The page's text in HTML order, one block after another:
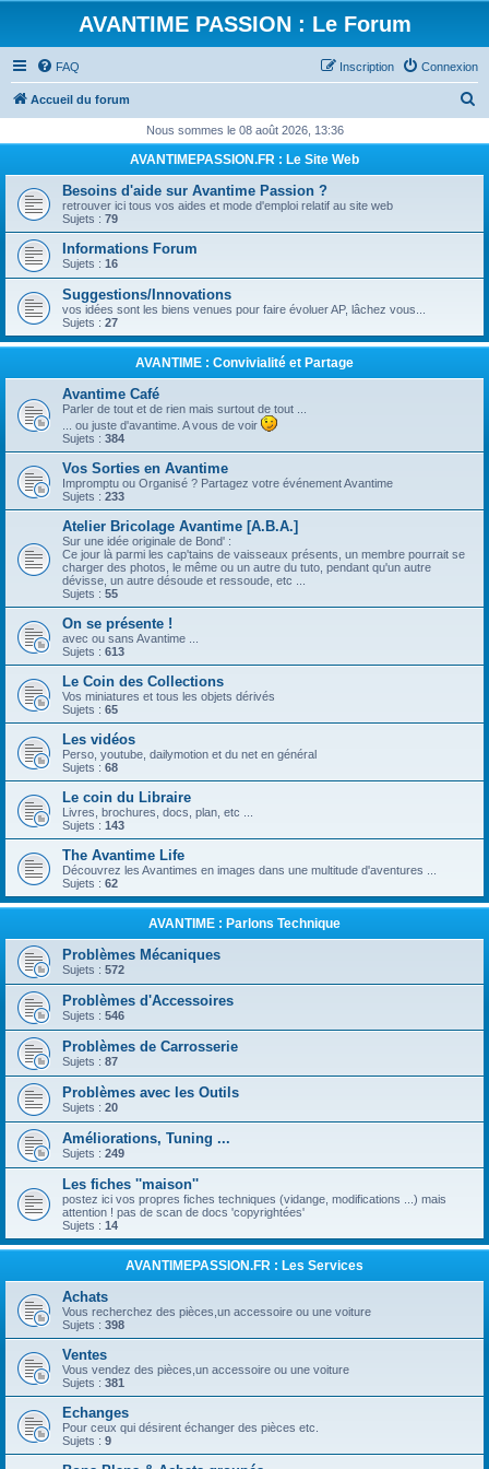
AVANTIME PASSION : Le Forum
FAQ Connexion
Inscription
Accueil du forum
h
r
h
r
Nous sommes le 08 août 2026, 13:36
AVANTIMEPASSION.FR : Le Site Web
Besoins d'aide sur Avantime Passion ?
retrouver ici tous vos aides et mode d'emploi relatif au site web
Sujets : 79
Informations Forum
Sujets : 16
Suggestions/Innovations
vos idées sont les biens venues pour faire évoluer AP, lâchez vous...
Sujets : 27
AVANTIME : Convivialité et Partage
Avantime Café
Parler de tout et de rien mais surtout de tout ...
... ou juste d'avantime. A vous de voir
Sujets : 384
Vos Sorties en Avantime
Impromptu ou Organisé ? Partagez votre événement Avantime
Sujets : 233
Atelier Bricolage Avantime [A.B.A.]
Sur une idée originale de Bond' :
Ce jour là parmi les cap'tains de vaisseaux présents, un membre pourrait se
charger des photos, le même ou un autre du tuto, pendant qu'un autre
dévisse, un autre désoude et ressoude, etc ...
Sujets : 55
On se présente !
avec ou sans Avantime ...
Sujets : 613
Le Coin des Collections
Vos miniatures et tous les objets dérivés
Sujets : 65
Les vidéos
Perso, youtube, dailymotion et du net en général
Sujets : 68
Le coin du Libraire
Livres, brochures, docs, plan, etc ...
Sujets : 143
The Avantime Life
Découvrez les Avantimes en images dans une multitude d'aventures ...
Sujets : 62
AVANTIME : Parlons Technique
Problèmes Mécaniques
Sujets : 572
Problèmes d'Accessoires
Sujets : 546
Problèmes de Carrosserie
Sujets : 87
Problèmes avec les Outils
Sujets : 20
Améliorations, Tuning ...
Sujets : 249
Les fiches ''maison''
postez ici vos propres fiches techniques (vidange, modifications ...) mais
attention ! pas de scan de docs 'copyrightées'
Sujets : 14
AVANTIMEPASSION.FR : Les Services
Achats
Vous recherchez des pièces,un accessoire ou une voiture
Sujets : 398
Ventes
Vous vendez des pièces,un accessoire ou une voiture
Sujets : 381
Echanges
Pour ceux qui désirent échanger des pièces etc.
Sujets : 9